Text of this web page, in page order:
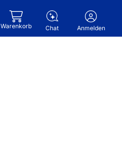
Warenkorb Chat Anmelden